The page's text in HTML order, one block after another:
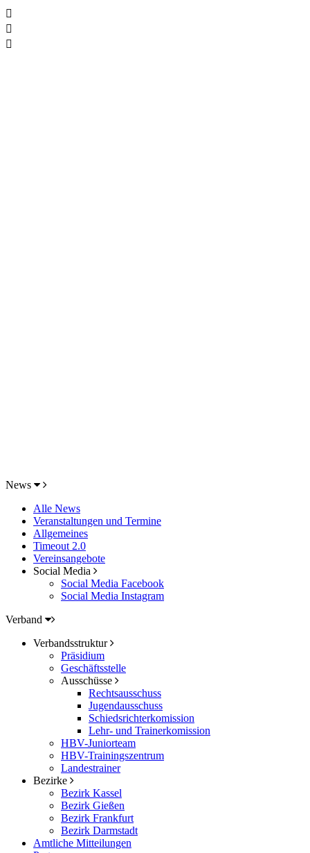
News
Alle News
Veranstaltungen und Termine
Allgemeines
Timeout 2.0
Vereinsangebote
Social Media
Social Media Facebook
Social Media Instagram
Verband
Verbandsstruktur
Präsidium
Geschäftsstelle
Ausschüsse
Rechtsausschuss
Jugendausschuss
Schiedsrichterkomission
Lehr- und Trainerkomission
HBV-Juniorteam
HBV-Trainingszentrum
Landestrainer
Bezirke
Bezirk Kassel
Bezirk Gießen
Bezirk Frankfurt
Bezirk Darmstadt
Amtliche Mitteilungen